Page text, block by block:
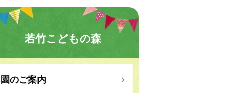
若竹こどもの森
園のご案内